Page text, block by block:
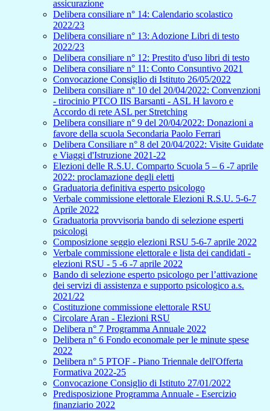
assicurazione
Delibera consiliare n° 14: Calendario scolastico
2022/23
Delibera consiliare n° 13: Adozione Libri di testo
2022/23
Delibera consiliare n° 12: Prestito d'uso libri di testo
Delibera consiliare n° 11: Conto Consuntivo 2021
Convocazione Consiglio di Istituto 26/05/2022
Delibera consiliare n° 10 del 20/04/2022: Convenzioni
- tirocinio PTCO IIS Barsanti - ASL H lavoro e
Accordo di rete ASL per Stretching
Delibera consiliare n° 9 del 20/04/2022: Donazioni a
favore della scuola Secondaria Paolo Ferrari
Delibera Consiliare n° 8 del 20/04/2022: Visite Guidate
e Viaggi d'Istruzione 2021-22
Elezioni delle R.S.U. Comparto Scuola 5 – 6 -7 aprile
2022: proclamazione degli eletti
Graduatoria definitiva esperto psicologo
Verbale commissione elettorale Elezioni R.S.U. 5-6-7
Aprile 2022
Graduatoria provvisoria bando di selezione esperti
psicologi
Composizione seggio elezioni RSU 5-6-7 aprile 2022
Verbale commissione elettorale e lista dei candidati -
elezioni RSU - 5 -6 -7 aprile 2022
Bando di selezione esperto psicologo per l’attivazione
dei servizi di assistenza e supporto psicologico a.s.
2021/22
Costituzione commissione elettorale RSU
Circolare Aran - Elezioni RSU
Delibera n° 7 Programma Annuale 2022
Delibera n° 6 Fondo economale per le minute spese
2022
Delibera n° 5 PTOF - Piano Triennale dell'Offerta
Formativa 2022-25
Convocazione Consiglio di Istituto 27/01/2022
Predisposizione Programma Annuale - Esercizio
finanziario 2022